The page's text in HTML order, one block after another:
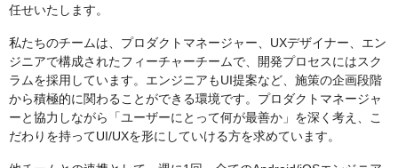
任せいたします。
私たちのチームは、プロダクトマネージャー、UXデザイナー、エン
ジニアで構成されたフィーチャーチームで、開発プロセスにはスク
ラムを採用しています。エンジニアもUI提案など、施策の企画段階
から積極的に関わることができる環境です。プロダクトマネージャ
ーと協力しながら「ユーザーにとって何が最善か」を深く考え、こ
だわりを持ってUI/UXを形にしていける方を求めています。